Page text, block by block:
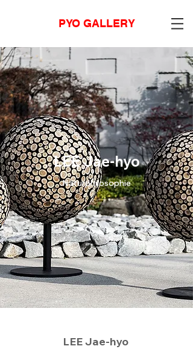
PYO GALLERY
LEE Jae-hyo
Naturphilosophie
LEE Jae-hyo